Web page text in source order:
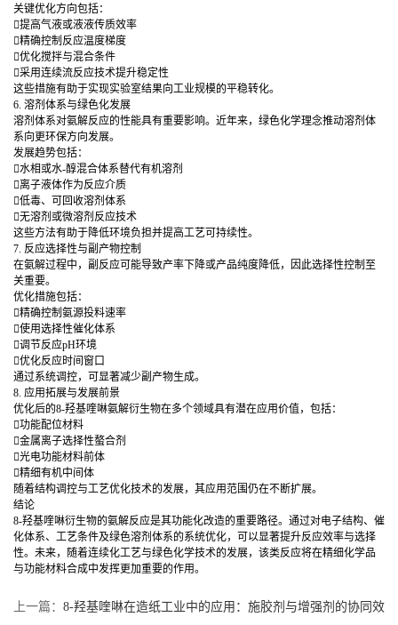
关键优化方向包括：
提高气液或液液传质效率
精确控制反应温度梯度
优化搅拌与混合条件
采用连续流反应技术提升稳定性
这些措施有助于实现实验室结果向工业规模的平稳转化。
6. 溶剂体系与绿色化发展
溶剂体系对氨解反应的性能具有重要影响。近年来，绿色化学理念推动溶剂体
系向更环保方向发展。
发展趋势包括：
水相或水-醇混合体系替代有机溶剂
离子液体作为反应介质
低毒、可回收溶剂体系
无溶剂或微溶剂反应技术
这些方法有助于降低环境负担并提高工艺可持续性。
7. 反应选择性与副产物控制
在氨解过程中，副反应可能导致产率下降或产品纯度降低，因此选择性控制至
关重要。
优化措施包括：
精确控制氨源投料速率
使用选择性催化体系
调节反应pH环境
优化反应时间窗口
通过系统调控，可显著减少副产物生成。
8. 应用拓展与发展前景
优化后的8-羟基喹啉氨解衍生物在多个领域具有潜在应用价值，包括：
功能配位材料
金属离子选择性螯合剂
光电功能材料前体
精细有机中间体
随着结构调控与工艺优化技术的发展，其应用范围仍在不断扩展。
结论
8-羟基喹啉衍生物的氨解反应是其功能化改造的重要路径。通过对电子结构、催
化体系、工艺条件及绿色溶剂体系的系统优化，可以显著提升反应效率与选择
性。未来，随着连续化工艺与绿色化学技术的发展，该类反应将在精细化学品
与功能材料合成中发挥更加重要的作用。
上一篇： 8-羟基喹啉在造纸工业中的应用：施胶剂与增强剂的协同效